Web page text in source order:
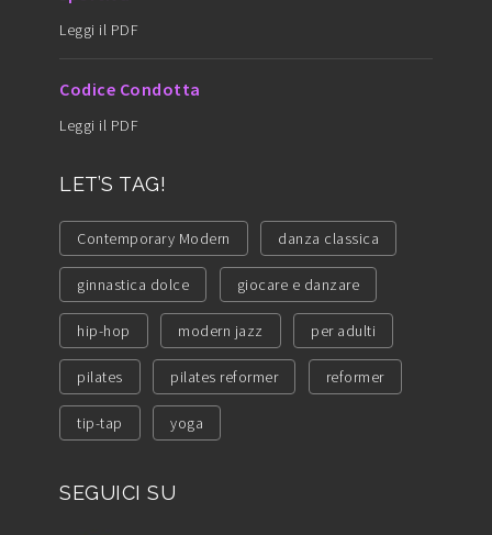
Leggi il PDF
Codice Condotta
Leggi il PDF
LET’S TAG!
Contemporary Modern danza classica
ginnastica dolce giocare e danzare
hip-hop modern jazz per adulti
pilates pilates reformer reformer
tip-tap yoga
SEGUICI SU